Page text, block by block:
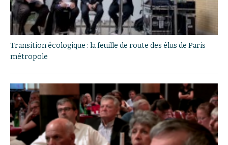
Transition écologique : la feuille de route des élus de Paris
métropole